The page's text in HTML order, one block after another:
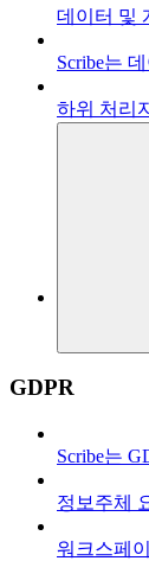
데이터 및
Scribe는
하위 처리
GDPR
Scribe는
정보주체
워크스페